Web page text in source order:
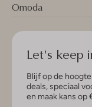
Omoda
Let's keep
Blijf op de
deals, speciaal
en maak kans op